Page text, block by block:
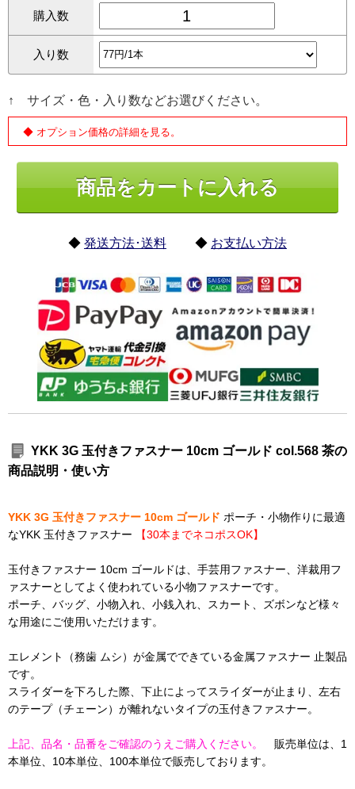
購入数
入り数
↑ サイズ・色・入り数などお選びください。
◆ オプション価格の詳細を見る。
◆ 発送方法･送料 ◆ お支払い方法
YKK 3G 玉付きファスナー 10cm ゴールド col.568 茶の
商品説明・使い方
YKK 3G 玉付きファスナー 10cm ゴールド ポーチ・小物作りに最適
なYKK 玉付きファスナー
【30本までネコポスOK】
玉付きファスナー 10cm ゴールドは、手芸用ファスナー、洋裁用フ
ァスナーとしてよく使われている小物ファスナーです。
ポーチ、バッグ、小物入れ、小銭入れ、スカート、ズボンなど様々
な用途にご使用いただけます。
エレメント（務歯 ムシ）が金属でできている金属ファスナー 止製品
です。
スライダーを下ろした際、下止によってスライダーが止まり、左右
のテープ（チェーン）が離れないタイプの玉付きファスナー。
上記、品名・品番をご確認のうえご購入ください。
販売単位は、1
本単位、10本単位、100本単位で販売しております。